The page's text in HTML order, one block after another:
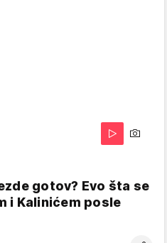
gotov? Evo šta se
i Kalinićem posle